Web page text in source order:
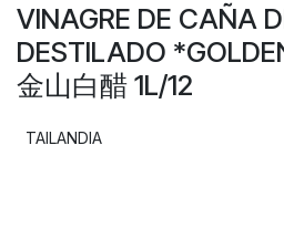
VINAGRE DE CAÑA
DESTILADO
金山白醋 1L/12
TAILANDIA